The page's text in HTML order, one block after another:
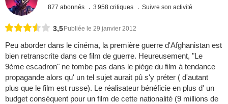
877 abonnés 3 958 critiques Suivre son activité
3,5Publiée le 29 janvier 2012
Peu aborder dans le cinéma, la première guerre d'Afghanistan est
bien retranscrite dans ce film de guerre. Heureusement, "Le
9ème escadron" ne tombe pas dans le piège du film à tendance
propagande alors qu' un tel sujet aurait pû s'y préter ( d'autant
plus que le film est russe). Le réalisateur bénéficie en plus d' un
budget conséquent pour un film de cette nationalité (9 millions de